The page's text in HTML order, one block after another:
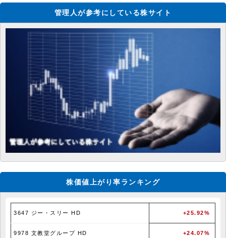
管理人が参考にしている株サイト
株価値上がり率ランキング
3647 ジー・スリー HD +25.92%
9978 文教堂グループ HD +24.07%